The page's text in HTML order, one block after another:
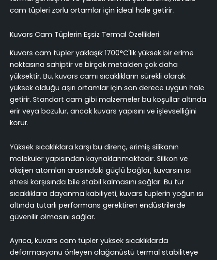
cam tüpleri zorlu ortamlar için ideal hale getirir.
Kuvars Cam Tüplerin Eşsiz Termal Özellikleri
Kuvars cam tüpler yaklaşık 1700°C'lik yüksek bir erime
noktasına sahiptir ve birçok metalden çok daha
yüksektir. Bu, kuvars camı sıcaklıkların sürekli olarak
yüksek olduğu aşırı ortamlar için son derece uygun hale
getirir. Standart cam gibi malzemeler bu koşullar altında
erir veya bozulur, ancak kuvars yapısını ve işlevselliğini
korur.
Yüksek sıcaklıklara karşı bu direnç, erimiş silikanın
moleküler yapısından kaynaklanmaktadır. Silikon ve
oksijen atomları arasındaki güçlü bağlar, kuvarsın ısı
stresi karşısında bile stabil kalmasını sağlar. Bu tür
sıcaklıklara dayanma kabiliyeti, kuvars tüplerin yoğun ısı
altında tutarlı performans gerektiren endüstrilerde
güvenilir olmasını sağlar.
Ayrıca, kuvars cam tüpler yüksek sıcaklıklarda
deformasyonu önleyen olağanüstü termal stabiliteye